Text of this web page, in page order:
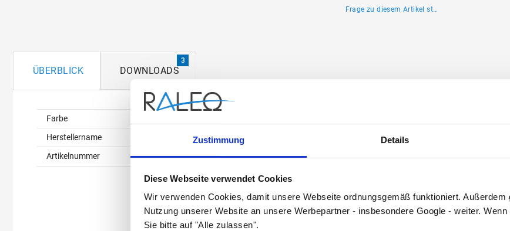
Zustimmung Details
Diese Webseite verwendet Cookies
Wir verwenden Cookies, damit unsere Webseite ordnungsgemäß funktioniert. Außerdem
Nutzung unserer Website an unsere Werbepartner - insbesondere Google - weiter.
Sie bitte auf "Alle zulassen".
Frage zu diesem Artikel stellen
ÜBERBLICK DOWNLOADS
3
Farbe
Herstellername
Artikelnummer
013G5245